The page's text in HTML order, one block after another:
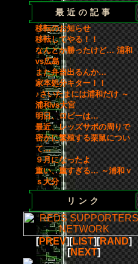
最近の記事
移転のお知らせ
移転してやる！！
なんとか勝ったけど… 浦和
vs広島
また弁当出るんか…
家本処分キター！！
♪さいたまには浦和だけ ～
浦和vs大宮
明日、ロビーは…
最近、レッズサポの周りで
密かに繁殖する栗鼠につい
て…
９月になったよ
重い、重すぎる… ～浦和ｖ
ｓ大分
リンク
[PREV][LIST][RAND]
[NEXT]